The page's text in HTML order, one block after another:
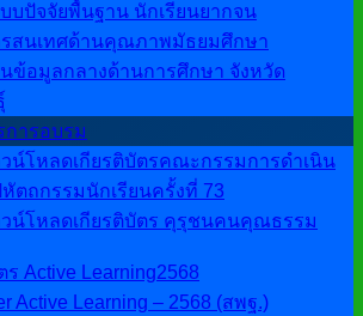
บปัจจัยพื้นฐาน นักเรียนยากจน
รสนเทศด้านคุณภาพมัธยมศึกษา
ข้อมูลกลางด้านการศึกษา จังหวัด
การอบรม
น์โหลดเกียรติบัตรคณะกรรมการดำเนิน
ตถกรรมนักเรียนครั้งที่ 73
วน์โหลดเกียรติบัตร คุรุชนคนคุณธรรม
ร Active Learning2568
Active Learning – 2568 (สพฐ.)